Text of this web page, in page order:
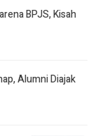
BPJS, Kisah
Alumni Diajak